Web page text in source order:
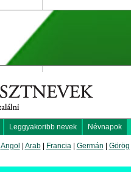
Leggyakoribb nevek Névnapok
Angol Arab| Francia| Germán Görög